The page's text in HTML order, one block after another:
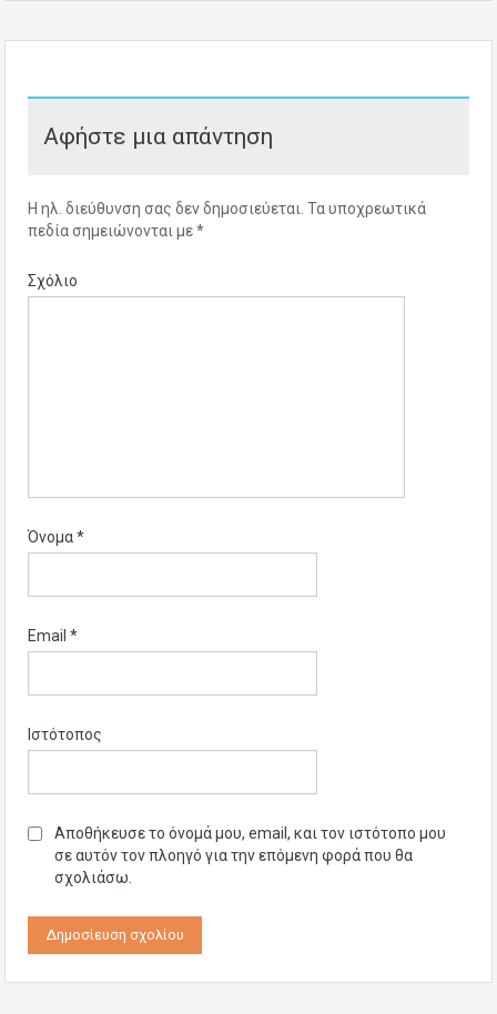
Αφήστε μια απάντηση
Η ηλ. διεύθυνση σας δεν δημοσιεύεται. Τα υποχρεωτικά
πεδία σημειώνονται με*
Σχόλιο
Όνομα*
Email *
Ιστότοπος
Αποθήκευσε το όνομά μου, email, και τον ιστότοπο μου
σε αυτόν τον πλοηγό για την επόμενη φορά που θα
σχολιάσω.